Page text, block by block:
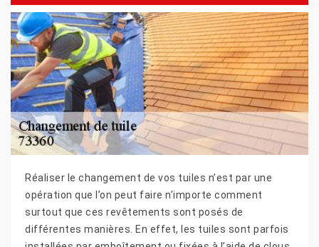
Réaliser le changement de vos tuiles n’est par une
opération que l’on peut faire n’importe comment
surtout que ces revêtements sont posés de
différentes manières. En effet, les tuiles sont parfois